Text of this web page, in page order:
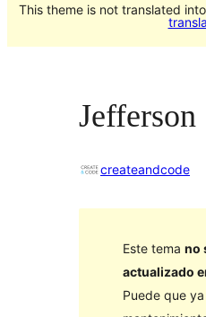
This theme is not translated
Jefferson
createandcode
Este tema no
actualizado
Puede que